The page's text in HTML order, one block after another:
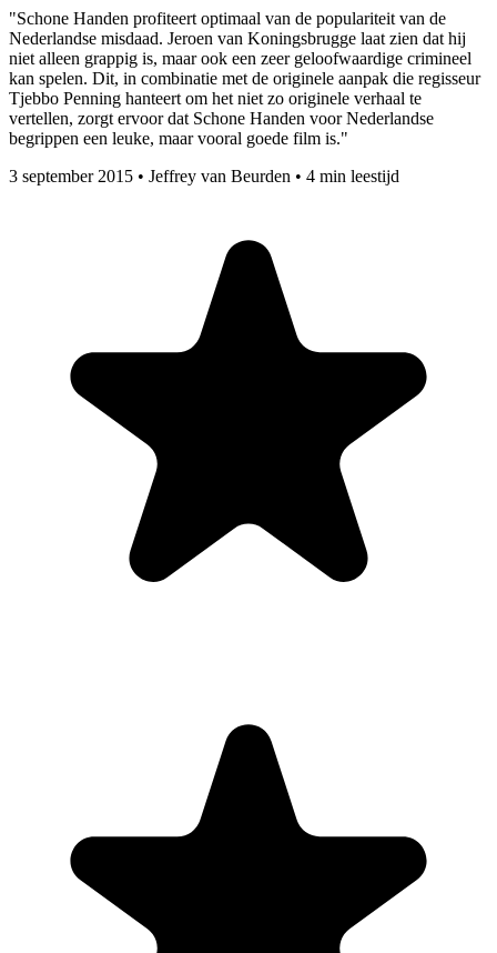
"Schone Handen profiteert optimaal van de populariteit van de
Nederlandse misdaad. Jeroen van Koningsbrugge laat zien dat hij
niet alleen grappig is, maar ook een zeer geloofwaardige crimineel
kan spelen. Dit, in combinatie met de originele aanpak die regisseur
Tjebbo Penning hanteert om het niet zo originele verhaal te
vertellen, zorgt ervoor dat Schone Handen voor Nederlandse
begrippen een leuke, maar vooral goede film is."
3 september 2015 • Jeffrey van Beurden • 4 min leestijd